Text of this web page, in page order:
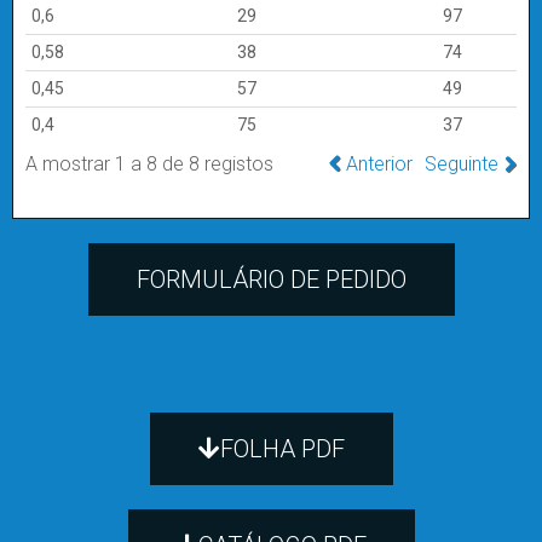
0,6
29
97
0,58
38
74
0,45
57
49
0,4
75 37
A mostrar 1 a 8 de 8 registos Anterior Seguinte
FORMULÁRIO DE PEDIDO
FOLHA PDF